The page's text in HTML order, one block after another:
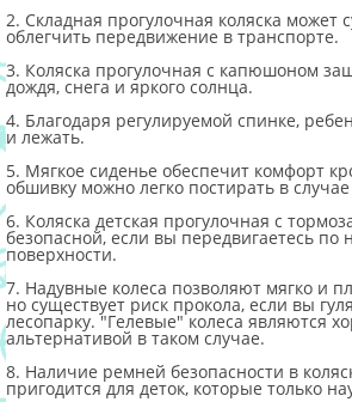
2. Складная прогулочная коляска может
облегчить передвижение в транспорте.
3. Коляска прогулочная с капюшоном
дождя, снега и яркого солнца.
4. Благодаря регулируемой спинке,
и лежать.
5. Мягкое сиденье обеспечит комфорт
обшивку можно легко постирать в
6. Коляска детская прогулочная с
безопасной, если вы передвигаетесь по
поверхности.
7. Надувные колеса позволяют мягко и
но существует риск прокола, если вы
лесопарку. "Гелевые" колеса являются
альтернативой в таком случае.
8. Наличие ремней безопасности в
пригодится для деток, которые только